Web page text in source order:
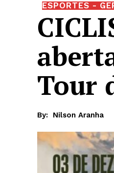
ESPORTES -
Tour
By: Nilson Aranha